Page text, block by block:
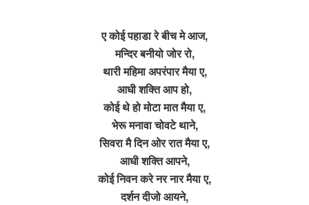
ए कोई पहाडा रे बीच मे आज,
मन्दिर बनीयो जोर रो,
थारी महिमा अपरंपार मैया ए,
आधी शक्ति आप हो,
कोई थे हो मोटा मात मैया ए,
भेरू मनावा चोवटे थाने,
सिवरा मै दिन ओर रात मैया ए,
आधी शक्ति आपने,
कोई निवन करे नर नार मैया ए,
दर्शन दीजो आयने,